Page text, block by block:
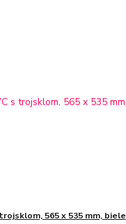
565 x 535 mm, biele